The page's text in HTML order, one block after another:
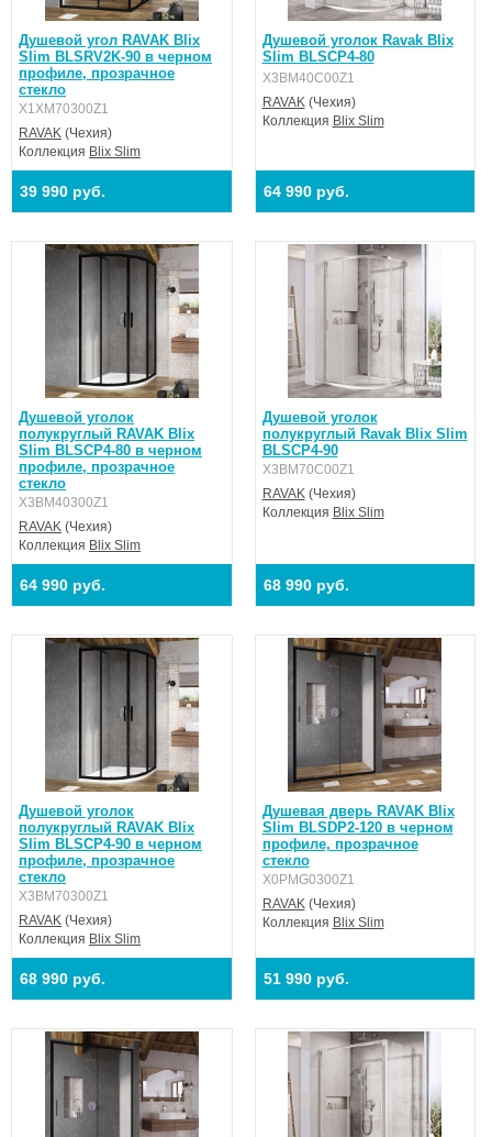
Душевой угол RAVAK Blix
Slim BLSRV2K-90 в черном
профиле, прозрачное
стекло
X1XM70300Z1
RAVAK (Чехия)
Коллекция Blix Slim
39 990 руб.
Душевой уголок Ravak Blix
Slim BLSCP4-80
X3BM40C00Z1
RAVAK(Чехия)
Коллекция Blix Slim
64 990 руб.
Душевой уголок
полукруглый RAVAK Blix
Slim BLSCP4-80 в черном
профиле, прозрачное
стекло
X3BM40300Z1
RAVAK (Чехия)
Коллекция Blix Slim
64 990 руб.
Душевой уголок
полукруглый Ravak Blix Slim
BLSCP4-90
X3BM70C00Z1
RAVAK(Чехия)
Коллекция Blix Slim
68 990 руб.
Душевой уголок
полукруглый RAVAK Blix
Slim BLSCP4-90 в черном
профиле, прозрачное
стекло
X3BM70300Z1
RAVAK (Чехия)
Коллекция Blix Slim
68 990 руб.
Душевая дверь RAVAK Blix
Slim BLSDP2-120 в черном
профиле, прозрачное
стекло
X0PMG0300Z1
RAVAK(Чехия)
Коллекция Blix Slim
51 990 руб.